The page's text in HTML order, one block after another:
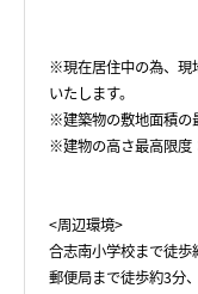
※現在居住中の為、現
いたします。
※建築物の敷地面積の
※建物の高さ最高限度
<周辺環境>
合志南小学校まで徒
郵便局まで徒歩約3分